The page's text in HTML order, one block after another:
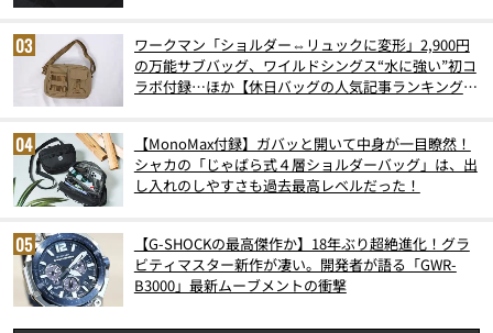
ワークマン「ショルダー⇔リュックに変形」2,900円
の万能サブバッグ、ワイルドシングス“水に強い”初コ
ラボ付録…ほか【休日バッグの人気記事ランキングベ
【MonoMax付録】ガバッと開いて中身が一目瞭然！
シャカの「じゃばら式４層ショルダーバッグ」は、出
し入れのしやすさも過去最高レベルだった！
【G-SHOCKの最高傑作か】18年ぶり超絶進化！グラ
ビティマスター新作が凄い。開発者が語る「GWR-
B3000」最新ムーブメントの衝撃